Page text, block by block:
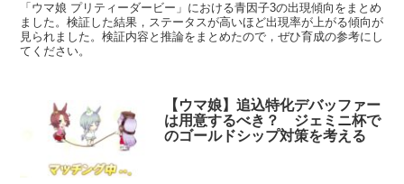
「ウマ娘 プリティーダービー」における青因子3の出現傾向をまとめ
ました。検証した結果，ステータスが高いほど出現率が上がる傾向が
見られました。検証内容と推論をまとめたので，ぜひ育成の参考にし
てください。
【ウマ娘】追込特化デバッファー
は用意するべき？ ジェミニ杯で
のゴールドシップ対策を考える